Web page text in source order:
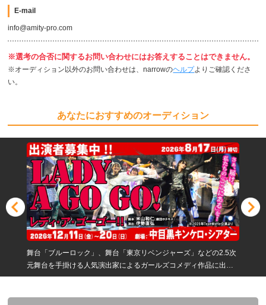
E-mail
info@amity-pro.com
※選考の合否に関するお問い合わせにはお答えすることはできません。
※オーディション以外のお問い合わせは、narrowのヘルプよりご確認くださ
い。
あなたにおすすめのオーディション
舞台「ブルーロック」、舞台「東京リベンジャーズ」などの2.5次
元舞台を手掛ける人気演出家によるガールズコメディ作品に出
演！